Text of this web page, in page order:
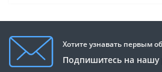
Хотите узнавать первым
Подпишитесь на нашу